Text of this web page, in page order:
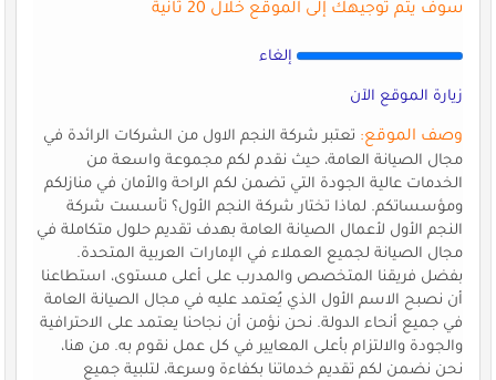
سوف يتم توجيهك إلى الموقع خلال 20 ثانية
إلغاء
زيارة الموقع الآن
وصف الموقع:تعتبر شركة النجم الاول من الشركات الرائدة في
مجال الصيانة العامة، حيث نقدم لكم مجموعة واسعة من
الخدمات عالية الجودة التي تضمن لكم الراحة والأمان في منازلكم
ومؤسساتكم. لماذا تختار شركة النجم الأول؟ تأسست شركة
النجم الأول لأعمال الصيانة العامة بهدف تقديم حلول متكاملة في
مجال الصيانة لجميع العملاء في الإمارات العربية المتحدة.
بفضل فريقنا المتخصص والمدرب على أعلى مستوى، استطاعنا
أن نصبح الاسم الأول الذي يُعتمد عليه في مجال الصيانة العامة
في جميع أنحاء الدولة. نحن نؤمن أن نجاحنا يعتمد على الاحترافية
والجودة والالتزام بأعلى المعايير في كل عمل نقوم به. من هنا،
نحن نضمن لكم تقديم خدماتنا بكفاءة وسرعة، لتلبية جميع